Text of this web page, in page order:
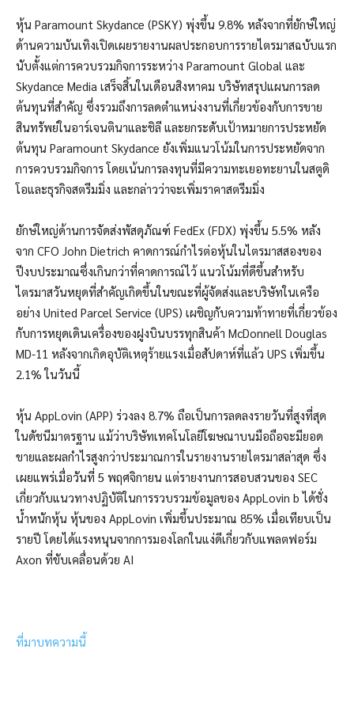
หุ้น Paramount Skydance (PSKY) พุ่งขึ้น 9.8% หลังจากที่ยักษ์ใหญ่
ด้านความบันเทิงเปิดเผยรายงานผลประกอบการรายไตรมาสฉบับแรก
นับตั้งแต่การควบรวมกิจการระหว่าง Paramount Global และ
Skydance Media เสร็จสิ้นในเดือนสิงหาคม บริษัทสรุปแผนการลด
ต้นทุนที่สำคัญ ซึ่งรวมถึงการลดตำแหน่งงานที่เกี่ยวข้องกับการขาย
สินทรัพย์ในอาร์เจนตินาและชิลี และยกระดับเป้าหมายการประหยัด
ต้นทุน Paramount Skydance ยังเพิ่มแนวโน้มในการประหยัดจาก
การควบรวมกิจการ โดยเน้นการลงทุนที่มีความทะเยอทะยานในสตูดิ
โอและธุรกิจสตรีมมิ่ง และกล่าวว่าจะเพิ่มราคาสตรีมมิ่ง
ยักษ์ใหญ่ด้านการจัดส่งพัสดุภัณฑ์ FedEx (FDX) พุ่งขึ้น 5.5% หลัง
จาก CFO John Dietrich คาดการณ์กำไรต่อหุ้นในไตรมาสสองของ
ปีงบประมาณซึ่งเกินกว่าที่คาดการณ์ไว้ แนวโน้มที่ดีขึ้นสำหรับ
ไตรมาสวันหยุดที่สำคัญเกิดขึ้นในขณะที่ผู้จัดส่งและบริษัทในเครือ
อย่าง United Parcel Service (UPS) เผชิญกับความท้าทายที่เกี่ยวข้อง
กับการหยุดเดินเครื่องของฝูงบินบรรทุกสินค้า McDonnell Douglas
MD-11 หลังจากเกิดอุบัติเหตุร้ายแรงเมื่อสัปดาห์ที่แล้ว UPS เพิ่มขึ้น
2.1% ในวันนี้
หุ้น AppLovin (APP) ร่วงลง 8.7% ถือเป็นการลดลงรายวันที่สูงที่สุด
ในดัชนีมาตรฐาน แม้ว่าบริษัทเทคโนโลยีโฆษณาบนมือถือจะมียอด
ขายและผลกำไรสูงกว่าประมาณการในรายงานรายไตรมาสล่าสุด ซึ่ง
เผยแพร่เมื่อวันที่ 5 พฤศจิกายน แต่รายงานการสอบสวนของ SEC
เกี่ยวกับแนวทางปฏิบัติในการรวบรวมข้อมูลของ AppLovin b ได้ชั่ง
น้ำหนักหุ้น หุ้นของ AppLovin เพิ่มขึ้นประมาณ 85% เมื่อเทียบเป็น
รายปี โดยได้แรงหนุนจากการมองโลกในแง่ดีเกี่ยวกับแพลตฟอร์ม
Axon ที่ขับเคลื่อนด้วย AI
ที่มาบทความนี้